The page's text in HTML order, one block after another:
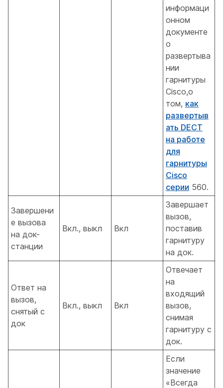
информаци
онном
документе
о
развертыва
нии
гарнитуры
Cisco,о
том, как
развертыв
ать DECT
на работе
для
гарнитуры
Cisco
серии 560.
Завершени
е вызова
на док-
станции
Вкл., выкл Вкл
Завершает
вызов,
поставив
гарнитуру
на док.
Ответ на
вызов,
снятый с
док
Вкл., выкл Вкл
Отвечает
на
входящий
вызов,
снимая
гарнитуру с
док.
Если
значение
«Всегда